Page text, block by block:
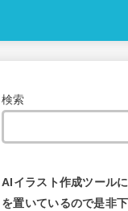
検索
AIイラスト作成ツール
を置いているので是非